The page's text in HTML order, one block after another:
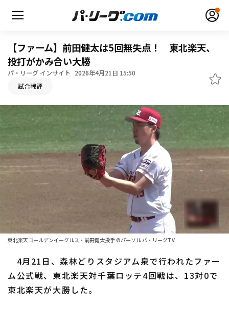
動画
日程・結果
順位表･成績
ファーム東地区
ファーム西地区
交流戦
選手名鑑トップ
北海道日本ハムファイターズ
東北楽天ゴールデンイーグルス
ニュース
【ファーム】前田健太は5回無失点！ 東北楽天、
投打がかみ合い大勝
パ・リーグ インサイト 2026年4月21日 15:50
試合戦評
東北楽天ゴールデンイーグルス・前田健太投手 ©パーソル パ・リーグTV
4月21日、森林どりスタジアム泉で行われたファー
ム公式戦、東北楽天対千葉ロッテ4回戦は、13対0で
東北楽天が大勝した。